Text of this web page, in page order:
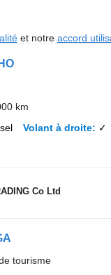
et notre accord
km
Volant à droite ✓
Co Ltd
tourisme